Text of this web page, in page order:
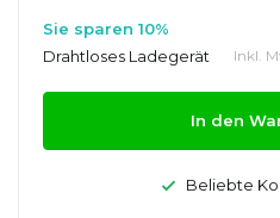
Sie sparen 10%
Drahtloses Ladegerät Inkl.
In den
Beliebte